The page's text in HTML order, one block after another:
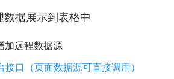
据展示到表格中
加远程数据源
接口（页面数据源可直接调用）